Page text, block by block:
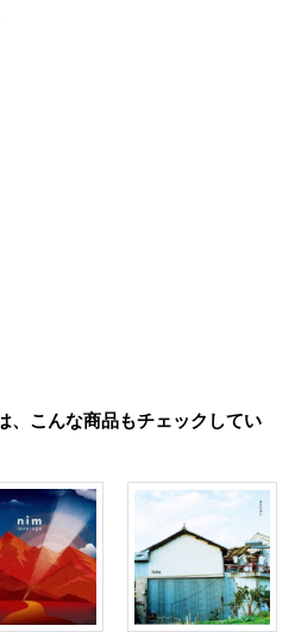
、こんな商品もチェックしてい